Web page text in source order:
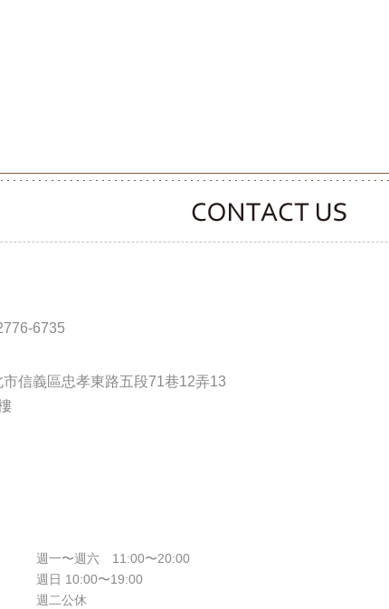
CONTACT CLOOVER
6735
市信義區忠孝東路五段71巷12弄13
週一〜週六 11:00〜20:00
週日 10:00〜19:00
週二公休